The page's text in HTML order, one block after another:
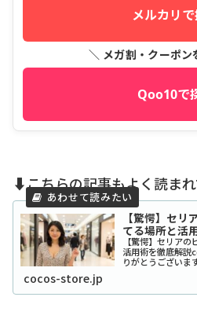
メルカリ
＼ メガ割・クーポン
Qoo10で
⬇️こちらの記事もよく読ま
【驚愕】セリ
てる場所と活
【驚愕】セリア
活用術を徹底解説
りがとうございま
の間で「宝石み
リアのビジュー
cocos-store.jp